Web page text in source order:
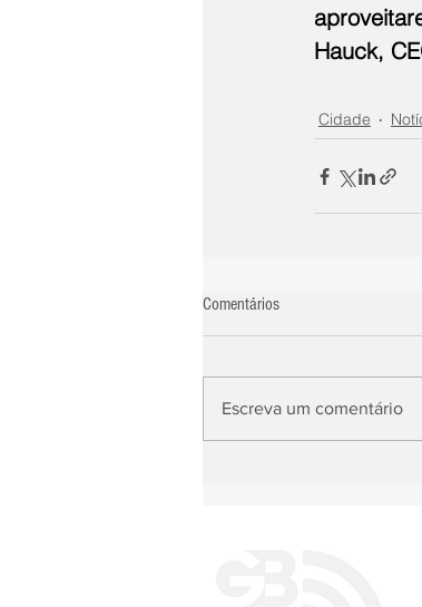
Hauck,
Cidade
Comentários
Escreva um comentário